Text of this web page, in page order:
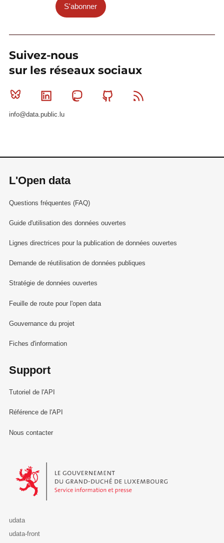
S'abonner
Suivez-nous
sur les réseaux sociaux
Bluesky Linkedin MastodonGithub
info@data.public.lu
L'Open data
Questions fréquentes (FAQ)
Guide d'utilisation des données ouvertes
Lignes directrices pour la publication de données ouvertes
Demande de réutilisation de données publiques
Stratégie de données ouvertes
Feuille de route pour l'open data
Gouvernance du projet
Fiches d'information
Support
Tutoriel de l'API
Référence de l'API
Nous contacter
Le Gouvernement du Grand-Duché de Luxembourg - Service
udata
udata-front